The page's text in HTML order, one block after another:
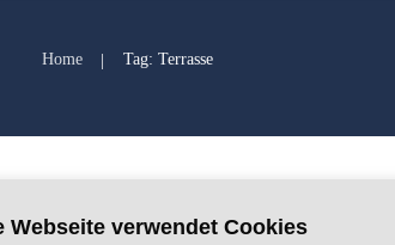
Home | Tag: Terrasse
Gestalte
Webseite verwendet Cookies